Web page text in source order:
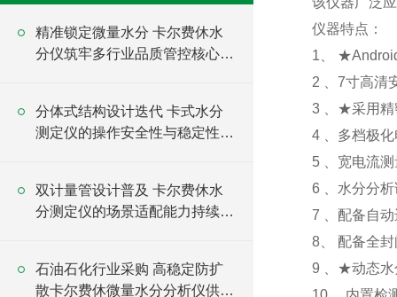
仪器特点：
1、
2 、7寸高清
3 、★采用精
4 、多档极
5 、宽电流
6 、水分分
7 、配备自
8、 配备全
9 、★动态水
精准锁定微量水分 卡尔费休水
分仪筑牢多行业品质管控核心底
分体式结构设计迭代 卡式水分
测定仪的操作安全性与稳定性升
双计量管设计普及 卡尔费休水
分测定仪的场景适配能力持续升
石油石化行业采购 高稳定防扩
散卡尔费休微量水分分析仪供货